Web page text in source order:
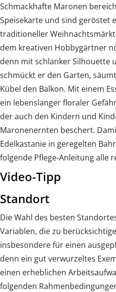
Schmackhafte Maronen
Speisekarte und sind geröstet
traditioneller
dem kreativen Hobbygärtner
denn mit schlanker Silhouette
schmückt er den Garten,
Kübel den Balkon. Mit einem
ein lebenslanger floraler
der auch den Kindern und
Maronenernten beschert.
Edelkastanie in geregelten
folgende Pflege-Anleitung alle
Video-Tipp
Standort
Die Wahl des besten
Variablen, die zu
insbesondere für einen
denn ein gut verwurzeltes
einen erheblichen
folgenden